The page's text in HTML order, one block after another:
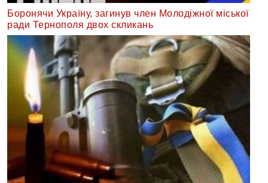
Боронячи Україну, загинув член Молодіжної міської
ради Тернополя двох скликань